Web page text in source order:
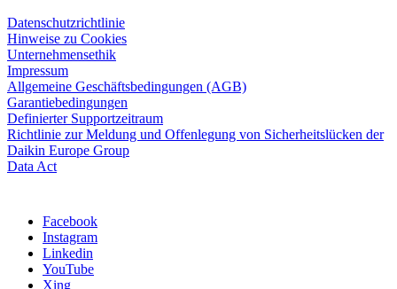
Datenschutzrichtlinie
Hinweise zu Cookies
Unternehmensethik
Impressum
Allgemeine Geschäftsbedingungen (AGB)
Garantiebedingungen
Definierter Supportzeitraum
Richtlinie zur Meldung und Offenlegung von Sicherheitslücken der
Daikin Europe Group
Data Act
Facebook
Instagram
Linkedin
YouTube
Xing